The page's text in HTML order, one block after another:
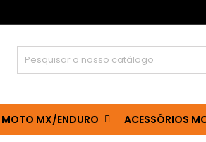
MOTO MX/ENDURO ACESSÓRIOS